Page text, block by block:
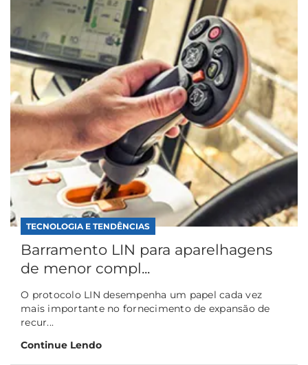
TECNOLOGIA E TENDÊNCIAS
Barramento LIN para aparelhagens
de menor compl...
O protocolo LIN desempenha um papel cada vez
mais importante no fornecimento de expansão de
recur...
Continue Lendo